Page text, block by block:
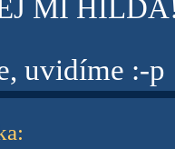
MI
uvidíme :-p
: